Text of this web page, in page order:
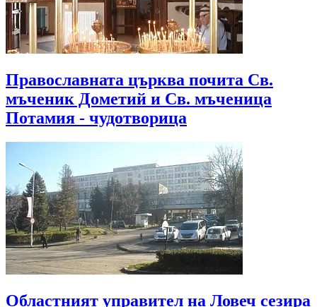
Православната църква почита Св.
мъченик Дометий и Св. мъченица
Потамия - чудотворица
Областният управител на Ловеч сезира